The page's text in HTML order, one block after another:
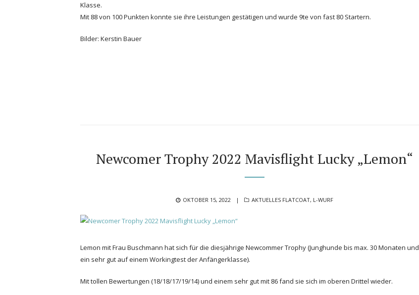
Klasse.
Mit 88 von 100 Punkten konnte sie ihre Leistungen gestätigen und wurde 9te von fast 80 Startern.
Bilder: Kerstin Bauer
Newcomer Trophy 2022 Mavisflight Lucky „Lemon“
POSTED
OKTOBER 15, 2022 CATEGORIES
AKTUELLES FLATCOAT, L-WURF
Lemon mit Frau Buschmann hat sich für die diesjährige Newcommer Trophy (Junghunde bis max. 30 Monaten und
ein sehr gut auf einem Workingtest der Anfängerklasse).
Mit tollen Bewertungen (18/18/17/19/14) und einem sehr gut mit 86 fand sie sich im oberen Drittel wieder.